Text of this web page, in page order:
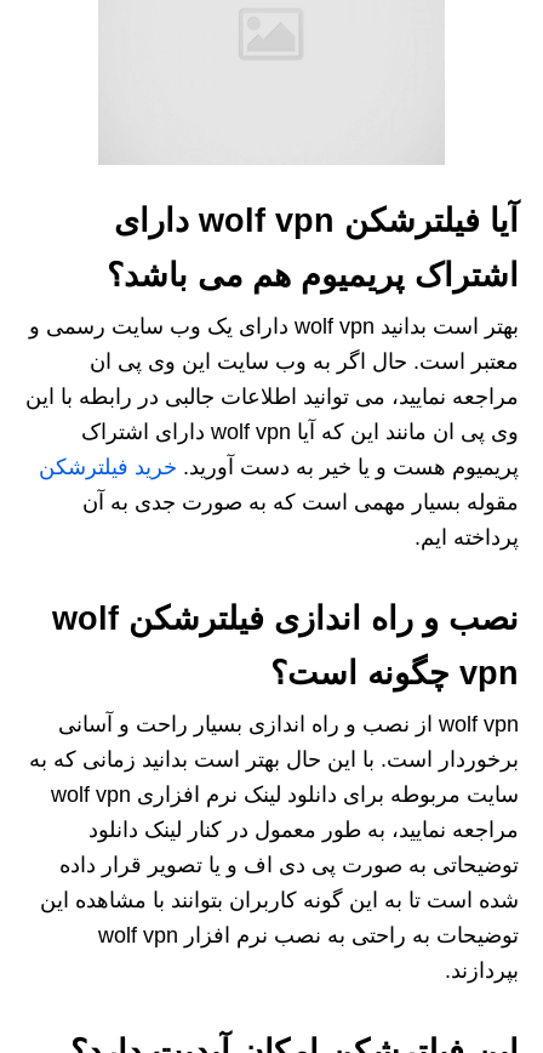
آیا فیلترشکن wolf vpn دارای
اشتراک پریمیوم هم می باشد؟
بهتر است بدانید wolf vpn دارای یک وب سایت رسمی و
معتبر است. حال اگر به وب سایت این وی پی ان
مراجعه نمایید، می توانید اطلاعات جالبی در رابطه با این
وی پی ان مانند این که آیا wolf vpn دارای اشتراک
پریمیوم هست و یا خیر به دست آورید. خرید فیلترشکن
مقوله بسیار مهمی است که به صورت جدی به آن
پرداخته ایم.
نصب و راه اندازی فیلترشکن wolf
vpn چگونه است؟
wolf vpn از نصب و راه اندازی بسیار راحت و آسانی
برخوردار است. با این حال بهتر است بدانید زمانی که به
سایت مربوطه برای دانلود لینک نرم افزاری wolf vpn
مراجعه نمایید، به طور معمول در کنار لینک دانلود
توضیحاتی به صورت پی دی اف و یا تصویر قرار داده
شده است تا به این گونه کاربران بتوانند با مشاهده این
توضیحات به راحتی به نصب نرم افزار wolf vpn
بپردازند.